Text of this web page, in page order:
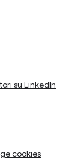
su LinkedIn
cookies